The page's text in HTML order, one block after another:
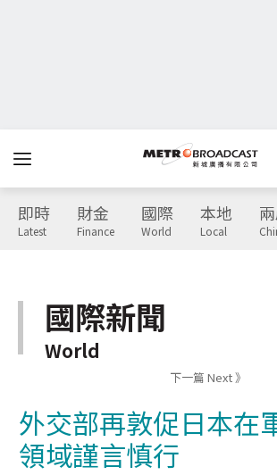
即時
Latest
財金
Finance
國際
World
本地
Local
國際新聞
World
下一篇 Next 》
外交部再敦促日本在
領域謹言慎行